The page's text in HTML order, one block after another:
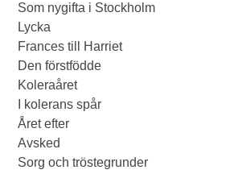
Som nygifta i Stockholm
Lycka
Frances till Harriet
Den förstfödde
Koleraåret
I kolerans spår
Året efter
Avsked
Sorg och tröstegrunder